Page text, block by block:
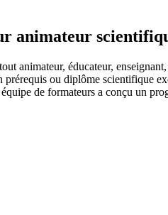
animateur
animateur, éducateur,
prérequis ou diplôme scientifique
de formateurs a conçu un